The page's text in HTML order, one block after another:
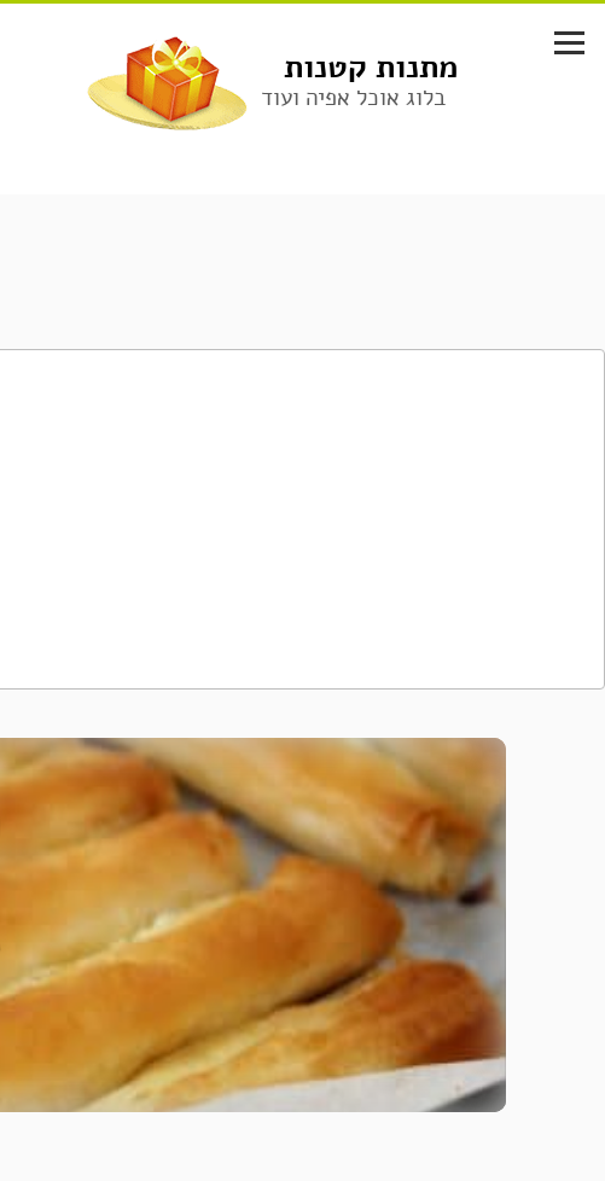
לתוכן
מתנות קטנות
בלוג אוכל אפיה ועוד